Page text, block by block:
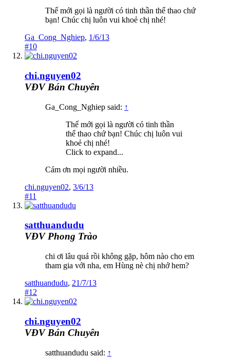
Thế mới gọi là người có tinh thần thể thao chứ
bạn! Chúc chị luôn vui khoẻ chị nhé!
Ga_Cong_Nghiep, 1/6/13
#10
chi.nguyen02
VĐV Bán Chuyên
Ga_Cong_Nghiep said: ↑
Thế mới gọi là người có tinh thần
thể thao chứ bạn! Chúc chị luôn vui
khoẻ chị nhé!
Click to expand...
Cám ơn mọi người nhiều.
chi.nguyen02, 3/6/13
#11
satthuandudu
VĐV Phong Trào
chi ơi lâu quá rồi không gặp, hôm nào cho em
tham gia với nha, em Hùng nè chị nhớ hem?
satthuandudu, 21/7/13
#12
chi.nguyen02
VĐV Bán Chuyên
satthuandudu said: ↑